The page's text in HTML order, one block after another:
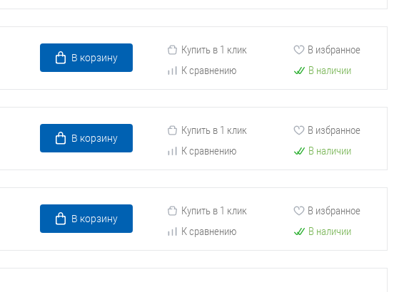
В корзину
Купить в 1 клик
К сравнению
В избранное
В наличии
В корзину
Купить в 1 клик
К сравнению
В избранное
В наличии
В корзину
Купить в 1 клик
К сравнению
В избранное
В наличии